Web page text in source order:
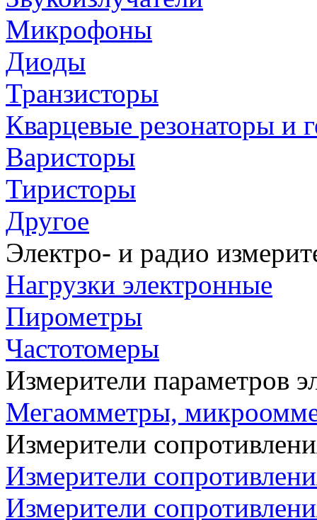
Микрофоны
Диоды
Транзисторы
Кварцевые резонаторы и
Варисторы
Тиристоры
Другое
Электро- и радио
Нагрузки электронные
Пирометры
Частотомеры
Измерители параметров
Мегаомметры,
Измерители
Измерители
Измерители